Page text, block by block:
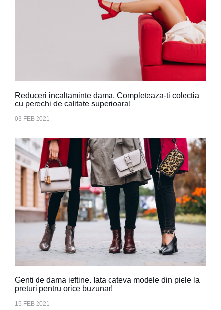
Reduceri incaltaminte dama. Completeaza-ti colectia
cu perechi de calitate superioara!
03 FEB 2021
Genti de dama ieftine. Iata cateva modele din piele la
preturi pentru orice buzunar!
15 FEB 2021